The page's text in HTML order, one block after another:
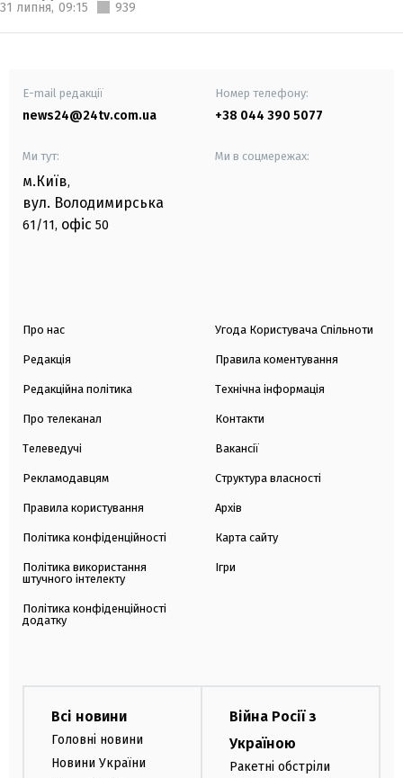
31 липня, 09:15 939
E-mail редакції
news24@24tv.com.ua
Номер телефону:
+38 044 390 5077
Ми тут:
м.Київ,
вул. Володимирська
61/11, офіс 50
Ми в соцмережах:
Про нас
Редакція
Редакційна політика
Про телеканал
Телеведучі
Рекламодавцям
Правила користування
Політика конфіденційності
Політика використання
штучного інтелекту
Політика конфіденційності
додатку
Угода Користувача Спільноти
Правила коментування
Технічна інформація
Контакти
Вакансії
Структура власності
Архів
Карта сайту
Ігри
Всі новини
Головні новини
Новини України
Війна Росії з
Україною
Ракетні обстріли